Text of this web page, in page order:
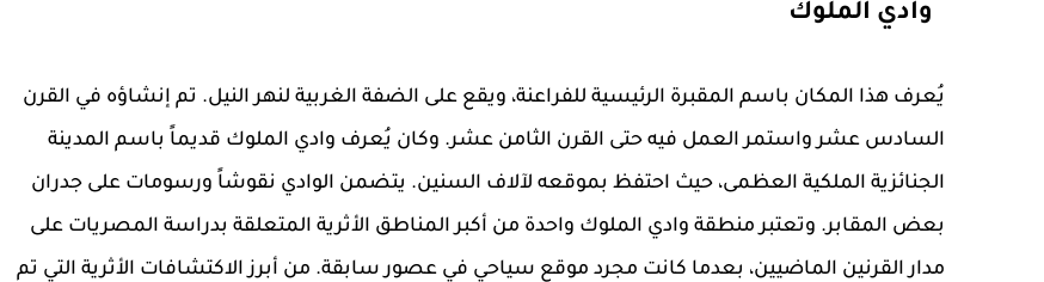
وادي الملوك
يُعرف هذا المكان باسم المقبرة الرئيسية للفراعنة، ويقع على الضفة الغربية لنهر النيل. تم إنشاؤه في القرن
السادس عشر واستمر العمل فيه حتى القرن الثامن عشر. وكان يُعرف وادي الملوك قديماً باسم المدينة
الجنائزية الملكية العظمى، حيث احتفظ بموقعه لآلاف السنين. يتضمن الوادي نقوشاً ورسومات على جدران
بعض المقابر. وتعتبر منطقة وادي الملوك واحدة من أكبر المناطق الأثرية المتعلقة بدراسة المصريات على
مدار القرنين الماضيين، بعدما كانت مجرد موقع سياحي في عصور سابقة. من أبرز الاكتشافات الأثرية التي تم